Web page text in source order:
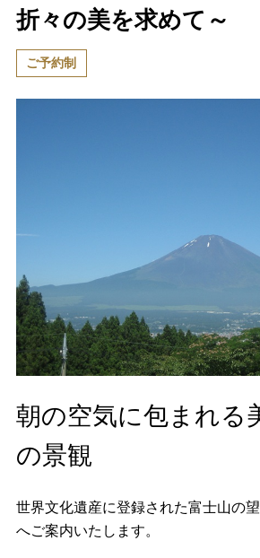
折々の美を求めて～
ご予約制
朝の空気に包まれる
の景観
世界文化遺産に登録された富士山の
へご案内いたします。